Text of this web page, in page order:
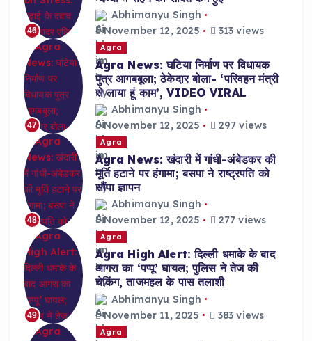
46
Abhimanyu Singh
November 12, 2025
313 views
47
Agra
Agra News: घटिया निर्माण पर विधायक
पुत्र आगबबूला; ठेकेदार बोला- ‘परिवहन मंत्री
से लाया हूं काम’, VIDEO VIRAL
Abhimanyu Singh
November 12, 2025
297 views
48
Agra
Agra News: खंदारी में गांधी-अंबेडकर की
मूर्ति हटाने पर हंगामा; बसपा ने राष्ट्रपति को
सौंपा ज्ञापन
Abhimanyu Singh
November 12, 2025
277 views
49
Agra
Agra High Alert: दिल्ली धमाके के बाद
आगरा का ‘पप्पू’ घायल; पुलिस ने तेज की
चेकिंग, ताजमहल के पास तलाशी
Abhimanyu Singh
November 11, 2025
383 views
Agra